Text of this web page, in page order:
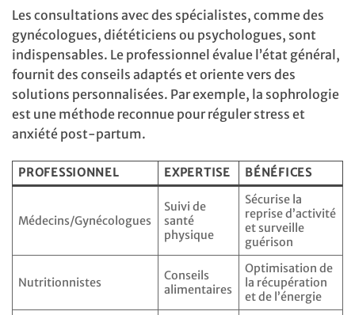
Les consultations avec des spécialistes, comme des
gynécologues, diététiciens ou psychologues, sont
indispensables. Le professionnel évalue l’état général,
fournit des conseils adaptés et oriente vers des
solutions personnalisées. Par exemple, la sophrologie
est une méthode reconnue pour réguler stress et
anxiété post-partum.
PROFESSIONNEL EXPERTISE BÉNÉFICES
Médecins/Gynécologues
Suivi de
santé
physique
Sécurise la
reprise d’activité
et surveille
guérison
Nutritionnistes
Conseils
alimentaires
Optimisation de
la récupération
et de l’énergie